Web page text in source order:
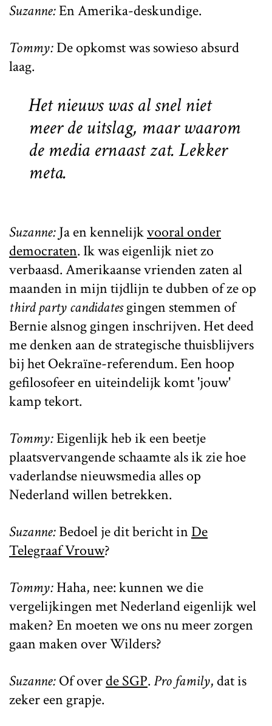
Suzanne:En Amerika-deskundige.
Tommy:De opkomst was sowieso absurd
laag.
Het nieuws was al snel niet
meer de uitslag, maar waarom
de media ernaast zat. Lekker
meta.
Suzanne:Ja en kennelijkvooral onder
democraten. Ik was eigenlijk niet zo
verbaasd. Amerikaanse vrienden zaten al
maanden in mijn tijdlijn te dubben of ze op
third party candidatesgingen stemmen of
Bernie alsnog gingen inschrijven. Het deed
me denken aan de strategische thuisblijvers
bij het Oekraïne-referendum. Een hoop
gefilosofeer en uiteindelijk komt 'jouw'
kamp tekort.
Tommy:Eigenlijk heb ik een beetje
plaatsvervangende schaamte als ik zie hoe
vaderlandse nieuwsmedia alles op
Nederland willen betrekken.
Suzanne:Bedoel je dit bericht inDe
Telegraaf Vrouw?
Tommy:Haha, nee: kunnen we die
vergelijkingen met Nederland eigenlijk wel
maken? En moeten we ons nu meer zorgen
gaan maken over Wilders?
Suzanne:Of overde SGP.Pro family, dat is
zeker een grapje.